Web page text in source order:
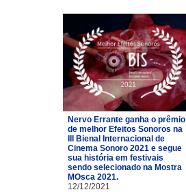
Nervo Errante ganha o prêmio
de melhor Efeitos Sonoros na
III Bienal Internacional de
Cinema Sonoro 2021 e segue
sua história em festivais
sendo selecionado na Mostra
MOsca 2021.
12/12/2021